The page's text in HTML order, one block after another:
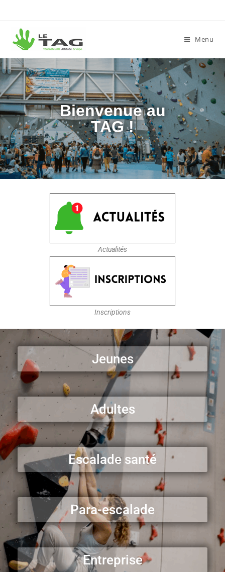
Menu
Bienvenue au
TAG !
Actualités
Inscriptions
Jeunes
Adultes
Escalade santé
Para-escalade
Entreprise